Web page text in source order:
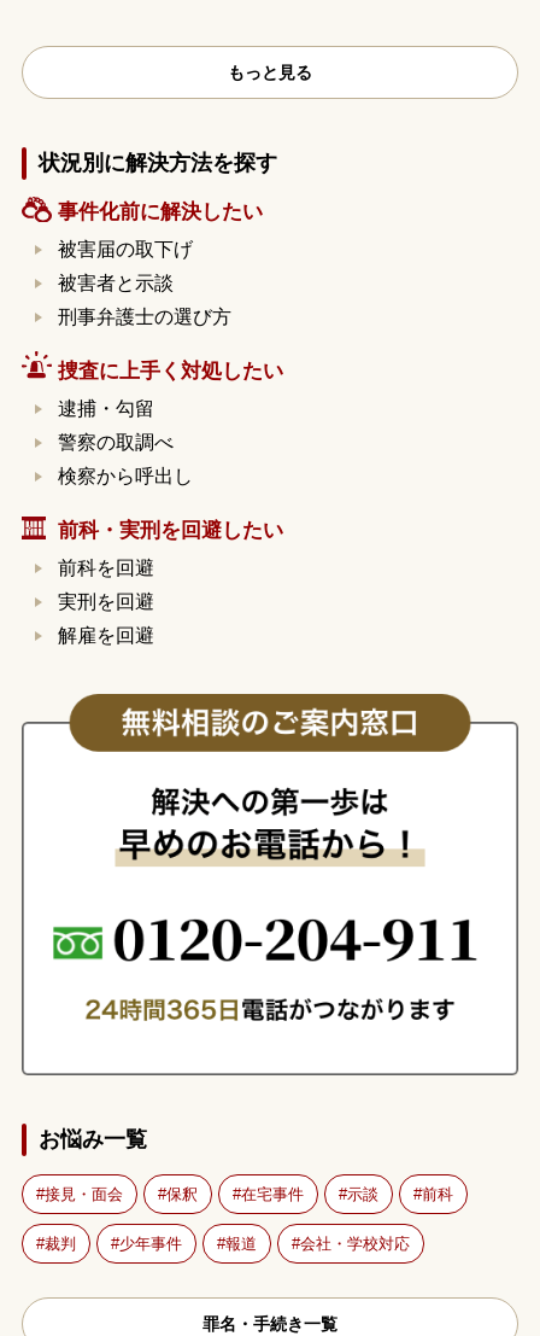
もっと見る
状況別に解決方法を探す
事件化前に解決したい
被害届の取下げ
被害者と示談
刑事弁護士の選び方
捜査に上手く対処したい
逮捕・勾留
警察の取調べ
検察から呼出し
前科・実刑を回避したい
前科を回避
実刑を回避
解雇を回避
お悩み一覧
接見・面会 保釈 在宅事件 示談 前科
裁判 少年事件 報道 会社・学校対応
罪名・手続き一覧